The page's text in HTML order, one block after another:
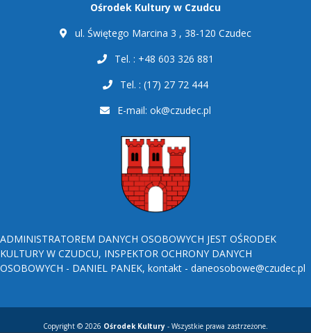
Ośrodek Kultury w Czudcu
ul. Świętego Marcina 3 , 38-120 Czudec
Tel. : +48 603 326 881
Tel. : (17) 27 72 444
E-mail: ok@czudec.pl
ADMINISTRATOREM DANYCH OSOBOWYCH JEST OŚRODEK
KULTURY W CZUDCU, INSPEKTOR OCHRONY DANYCH
OSOBOWYCH - DANIEL PANEK, kontakt - daneosobowe@czudec.pl
Copyright © 2026 Ośrodek Kultury - Wszystkie prawa zastrzeżone.